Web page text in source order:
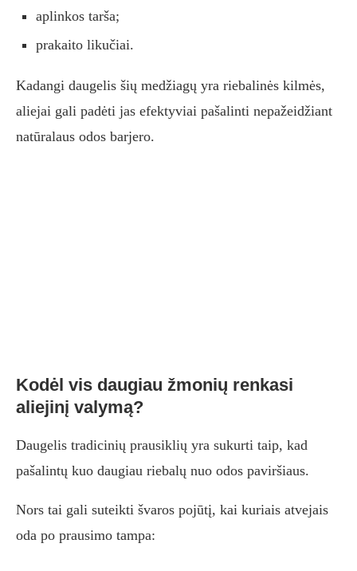
aplinkos tarša;
prakaito likučiai.
Kadangi daugelis šių medžiagų yra riebalinės kilmės,
aliejai gali padėti jas efektyviai pašalinti nepažeidžiant
natūralaus odos barjero.
Kodėl vis daugiau žmonių renkasi
aliejinį valymą?
Daugelis tradicinių prausiklių yra sukurti taip, kad
pašalintų kuo daugiau riebalų nuo odos paviršiaus.
Nors tai gali suteikti švaros pojūtį, kai kuriais atvejais
oda po prausimo tampa: